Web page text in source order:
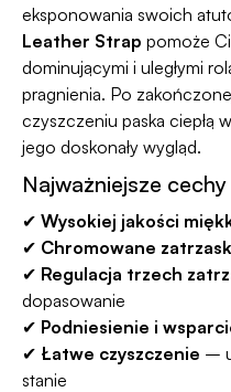
eksponowania swoich
Leather Strap pomoże
dominującymi i uległymi
pragnienia. Po
czyszczeniu paska ciepłą
jego doskonały wygląd.
Najważniejsze cechy
✔ Wysokiej jakości
✔ Chromowane
✔ Regulacja trzech
dopasowanie
✔ Podniesienie i
✔ Łatwe czyszczenie –
stanie